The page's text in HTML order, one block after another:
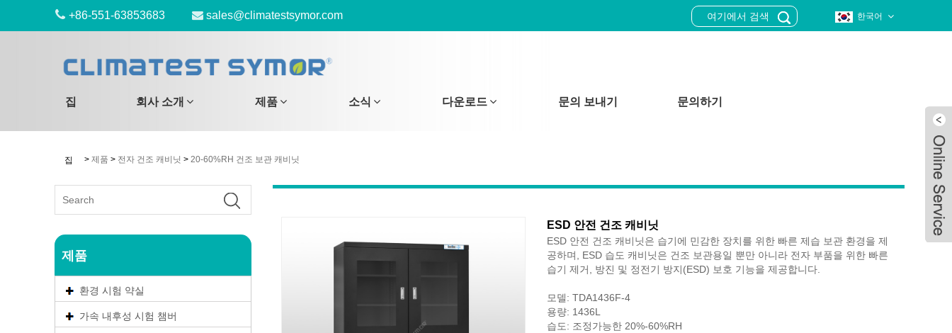
+86-551-63853683 sales@climatestsymor.com 한국어
집 회사 소개 제품 소식 다운로드 문의 보내기 문의하기
집 > 제품 > 전자 건조 캐비닛 > 20-60%RH 건조 보관 캐비닛
제품
환경 시험 약실
가속 내후성 시험 챔버
ESD 안전 건조 캐비닛
ESD 안전 건조 캐비닛은 습기에 민감한 장치를 위한 빠른 제습 보관 환경을 제
공하며, ESD 습도 캐비닛은 건조 보관용일 뿐만 아니라 전자 부품을 위한 빠른
습기 제거, 방진 및 정전기 방지(ESD) 보호 기능을 제공합니다.
모델: TDA1436F-4
용량: 1436L
습도: 조정가능한 20%-60%RH